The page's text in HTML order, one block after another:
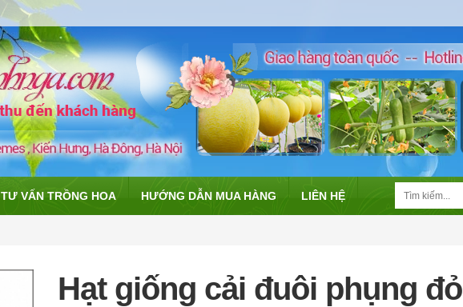
TƯ VẤN TRỒNG HOA HƯỚNG DẪN MUA HÀNG LIÊN HỆ
Hạt giống cải đuôi phụng đỏ